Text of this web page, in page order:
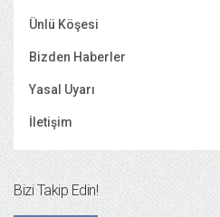
Ünlü Köşesi
Bizden Haberler
Yasal Uyarı
İletişim
Bizi Takip Edin!